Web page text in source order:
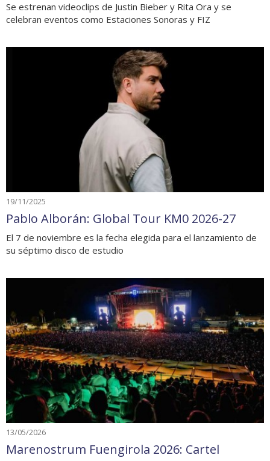
Se estrenan videoclips de Justin Bieber y Rita Ora y se
celebran eventos como Estaciones Sonoras y FIZ
19/11/2025
Pablo Alborán: Global Tour KM0 2026-27
El 7 de noviembre es la fecha elegida para el lanzamiento de
su séptimo disco de estudio
13/05/2026
Marenostrum Fuengirola 2026: Cartel